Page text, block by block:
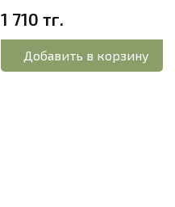
1 710 тг.
Добавить в корзину